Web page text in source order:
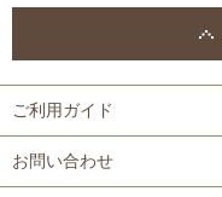
ご利用ガイド
お問い合わせ